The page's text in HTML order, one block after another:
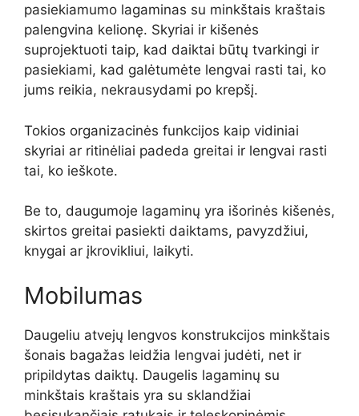
pasiekiamumo lagaminas su minkštais kraštais
palengvina kelionę. Skyriai ir kišenės
suprojektuoti taip, kad daiktai būtų tvarkingi ir
pasiekiami, kad galėtumėte lengvai rasti tai, ko
jums reikia, nekrausydami po krepšį.
Tokios organizacinės funkcijos kaip vidiniai
skyriai ar ritinėliai padeda greitai ir lengvai rasti
tai, ko ieškote.
Be to, daugumoje lagaminų yra išorinės kišenės,
skirtos greitai pasiekti daiktams, pavyzdžiui,
knygai ar įkrovikliui, laikyti.
Mobilumas
Daugeliu atvejų lengvos konstrukcijos minkštais
šonais bagažas leidžia lengvai judėti, net ir
pripildytas daiktų. Daugelis lagaminų su
minkštais kraštais yra su sklandžiai